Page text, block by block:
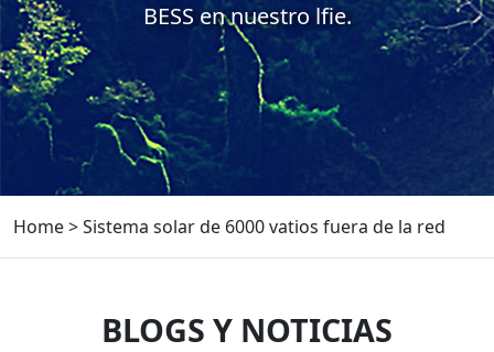
BESS en nuestro lfie.
Home>Sistema solar de 6000 vatios fuera de la red
BLOGS Y NOTICIAS